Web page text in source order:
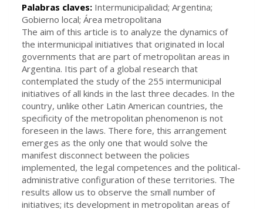
Palabras claves: Intermunicipalidad; Argentina;
Gobierno local; Área metropolitana
The aim of this article is to analyze the dynamics of
the intermunicipal initiatives that originated in local
governments that are part of metropolitan areas in
Argentina. Itis part of a global research that
contemplated the study of the 255 intermunicipal
initiatives of all kinds in the last three decades. In the
country, unlike other Latin American countries, the
specificity of the metropolitan phenomenon is not
foreseen in the laws. There fore, this arrangement
emerges as the only one that would solve the
manifest disconnect between the policies
implemented, the legal competences and the political-
administrative configuration of these territories. The
results allow us to observe the small number of
initiatives; its development in metropolitan areas of